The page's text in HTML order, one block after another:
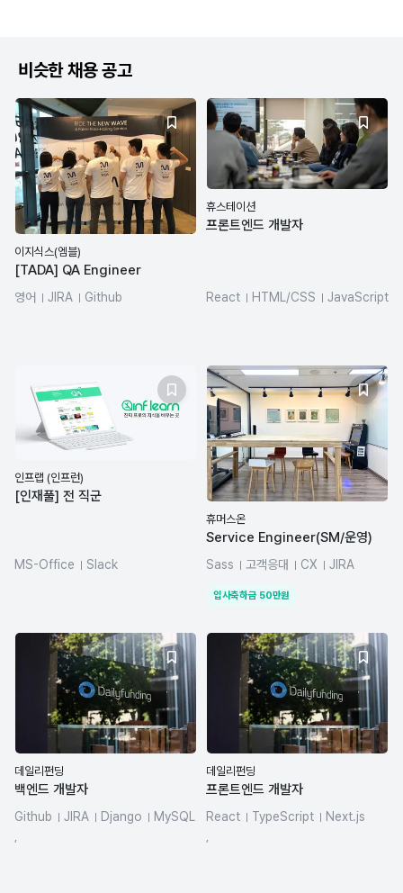
비슷한 채용 공고
이지식스(엠블)
[TADA] QA Engineer
영어 JIRA Github
휴스테이션
프론트엔드 개발자
React HTML/CSS
JavaScript
인프랩 (인프런)
[인재풀] 전 직군
MS-Office Slack
휴머스온
Service Engineer(SM/운영)
Sass 고객응대 CX
JIRA
입사축하금 50만원
데일리펀딩
백엔드 개발자
Github JIRA Django
MySQL
데일리펀딩
프론트엔드 개발자
React TypeScript
Next.js